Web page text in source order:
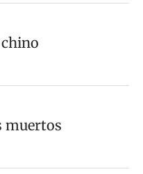
muertos